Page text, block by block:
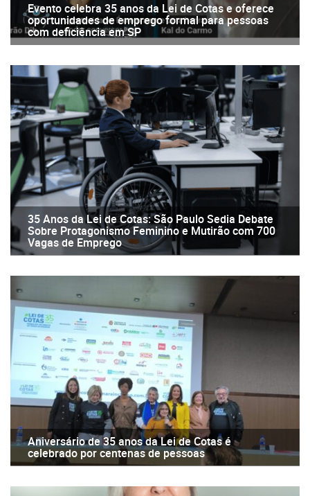
Evento celebra 35 anos da Lei de Cotas e oferece
oportunidades de emprego formal para pessoas
com deficiência em SP
35 Anos da Lei de Cotas: São Paulo Sedia Debate
Sobre Protagonismo Feminino e Mutirão com 700
Vagas de Emprego
Aniversário de 35 anos da Lei de Cotas é
celebrado por centenas de pessoas